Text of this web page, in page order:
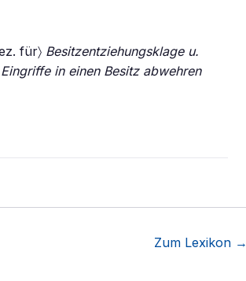
für〉 Besitzentziehungsklage u.
in einen Besitz abwehren
Zum Lexikon →